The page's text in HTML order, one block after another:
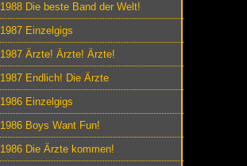
1988 Die beste Band der Welt!
1987 Einzelgigs
1987 Ärzte! Ärzte! Ärzte!
1987 Endlich! Die Ärzte
1986 Einzelgigs
1986 Boys Want Fun!
1986 Die Ärzte kommen!